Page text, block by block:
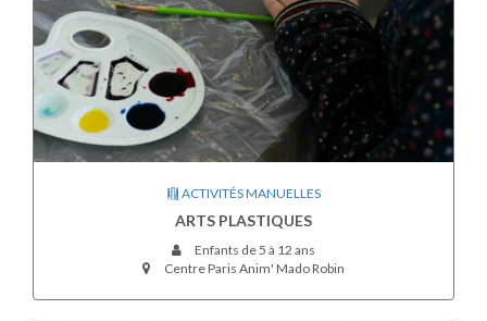
ACTIVITÉS MANUELLES
ARTS PLASTIQUES
Enfants de 5 à 12 ans
Centre Paris Anim' Mado Robin